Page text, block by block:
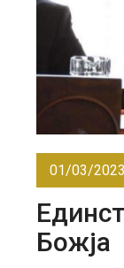
01/03/2023
Божја